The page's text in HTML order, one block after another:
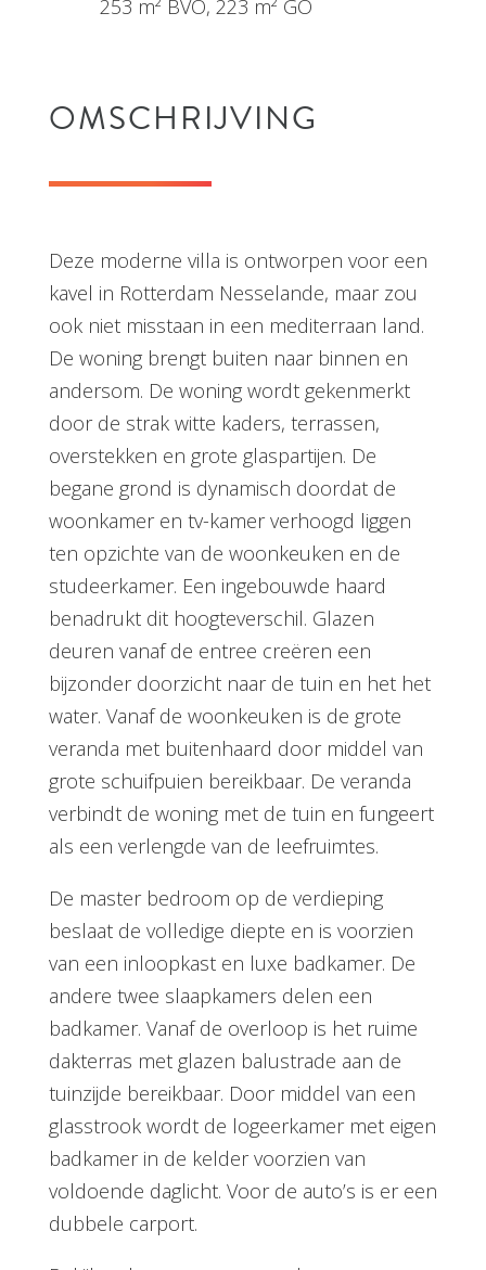
253 m² BVO, 223 m² GO
OMSCHRIJVING
Deze moderne villa is ontworpen voor een
kavel in Rotterdam Nesselande, maar zou
ook niet misstaan in een mediterraan land.
De woning brengt buiten naar binnen en
andersom. De woning wordt gekenmerkt
door de strak witte kaders, terrassen,
overstekken en grote glaspartijen. De
begane grond is dynamisch doordat de
woonkamer en tv-kamer verhoogd liggen
ten opzichte van de woonkeuken en de
studeerkamer. Een ingebouwde haard
benadrukt dit hoogteverschil. Glazen
deuren vanaf de entree creëren een
bijzonder doorzicht naar de tuin en het het
water. Vanaf de woonkeuken is de grote
veranda met buitenhaard door middel van
grote schuifpuien bereikbaar. De veranda
verbindt de woning met de tuin en fungeert
als een verlengde van de leefruimtes.
De master bedroom op de verdieping
beslaat de volledige diepte en is voorzien
van een inloopkast en luxe badkamer. De
andere twee slaapkamers delen een
badkamer. Vanaf de overloop is het ruime
dakterras met glazen balustrade aan de
tuinzijde bereikbaar. Door middel van een
glasstrook wordt de logeerkamer met eigen
badkamer in de kelder voorzien van
voldoende daglicht. Voor de auto’s is er een
dubbele carport.